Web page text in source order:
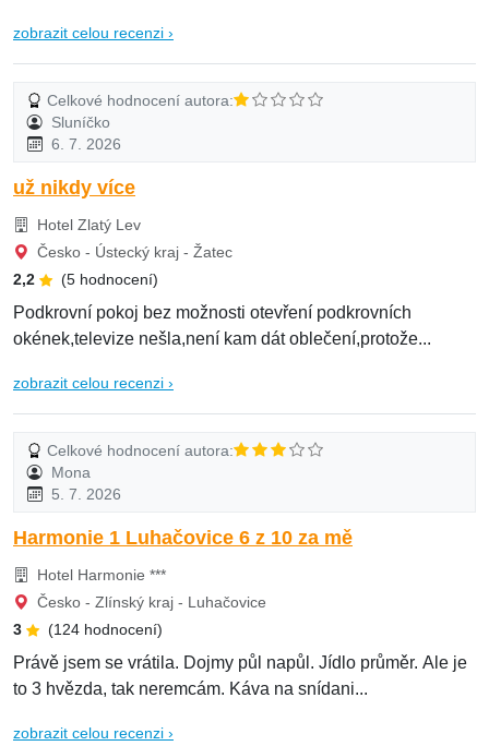
zobrazit celou recenzi ›
Celkové hodnocení autora:
Sluníčko
6. 7. 2026
už nikdy více
Hotel Zlatý Lev
Česko - Ústecký kraj - Žatec
2,2
(5 hodnocení)
Podkrovní pokoj bez možnosti otevření podkrovních
okének,televize nešla,není kam dát oblečení,protože...
zobrazit celou recenzi ›
Celkové hodnocení autora:
Mona
5. 7. 2026
Harmonie 1 Luhačovice 6 z 10 za mě
Hotel Harmonie ***
Česko - Zlínský kraj - Luhačovice
3
(124 hodnocení)
Právě jsem se vrátila. Dojmy půl napůl. Jídlo průměr. Ale je
to 3 hvězda, tak neremcám. Káva na snídani...
zobrazit celou recenzi ›